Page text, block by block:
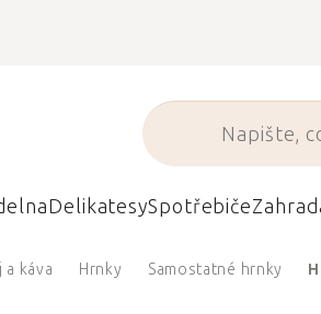
DelikatesySpotřebiče
a káva Hrnky Samostatné hrnky